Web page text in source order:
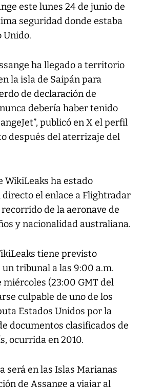
este lunes 24 de junio de
seguridad donde estaba
Unido.
ha llegado a territorio
la isla de Saipán para
de declaración de
debería haber tenido
publicó en X el perfil
después del aterrizaje del
WikiLeaks ha estado
el enlace a Flightradar
de la aeronave de
y nacionalidad australiana.
tiene previsto
tribunal a las 9:00 a.m.
miércoles (23:00 GMT del
culpable de uno de los
Estados Unidos por la
documentos clasificados de
ocurrida en 2010.
será en las Islas Marianas
de Assange a viajar al